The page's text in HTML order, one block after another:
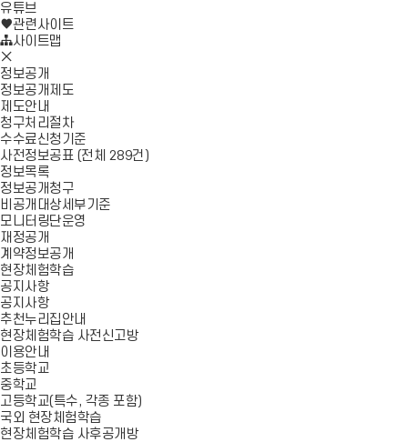
기
유튜브
로
가
관련사이트
사이트맵
모
바
일
메
뉴
닫
기
정보공개
정보공개제도
제도안내
청구처리절차
수수료신청기준
사전정보공표 (전체 289건)
정보목록
정보공개청구
비공개대상세부기준
모니터링단운영
재정공개
계약정보공개
현장체험학습
공지사항
공지사항
추천누리집안내
현장체험학습 사전신고방
이용안내
초등학교
중학교
고등학교(특수, 각종 포함)
국외 현장체험학습
현장체험학습 사후공개방